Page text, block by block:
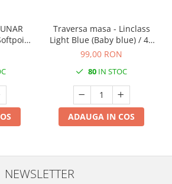
buc
Traversa masa - Linclass
Light Blue (Baby blue) / 40
cm x 24 m / 1 rola
99,00 RON
80 IN STOC
ADAUGA IN COS
NEWSLETTER